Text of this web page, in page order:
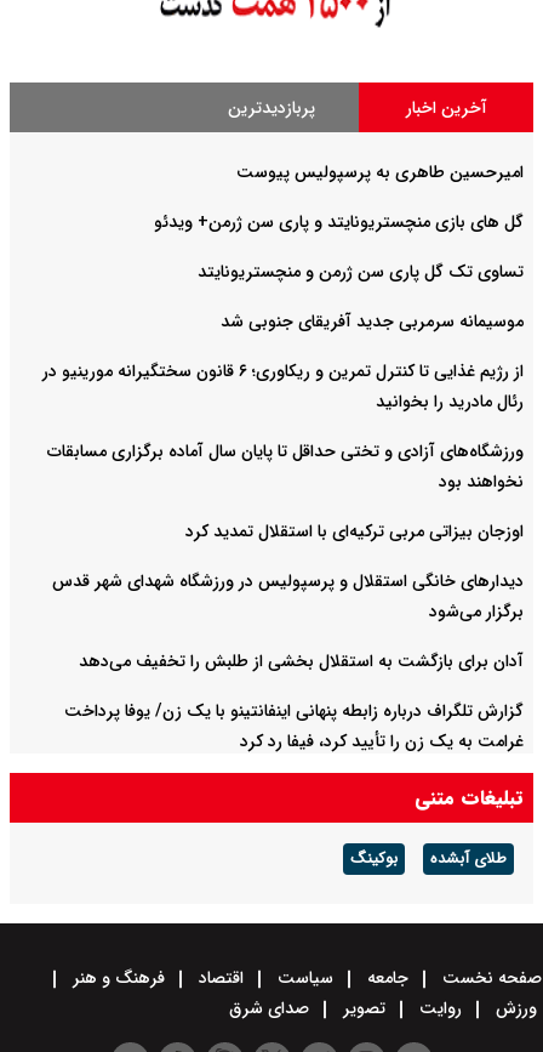
آخرین اخبار پربازدیدترین
امیرحسین طاهری به پرسپولیس پیوست
گل های بازی منچستریونایتد و پاری سن ژرمن+ ویدئو
تساوی تک گل پاری سن ژرمن و منچستریونایتد
موسیمانه سرمربی جدید آفریقای جنوبی شد
از رژیم غذایی تا کنترل تمرین و ریکاوری؛ ۶ قانون سختگیرانه مورینیو در
رئال مادرید را بخوانید
ورزشگاه‌های آزادی و تختی حداقل تا پایان سال آماده برگزاری مسابقات
نخواهند بود
اوزجان بیزاتی مربی ترکیه‌ای با استقلال تمدید کرد
دیدارهای خانگی استقلال و پرسپولیس در ورزشگاه شهدای شهر قدس
برگزار می‌شود
آدان برای بازگشت به استقلال بخشی از طلبش را تخفیف می‌دهد
گزارش تلگراف درباره زابطه پنهانی اینفانتینو با یک زن/ یوفا پرداخت
غرامت به یک زن را تأیید کرد، فیفا رد کرد
تبلیغات متنی
طلای آبشده بوکینگ
صفحه نخست جامعه سیاست اقتصاد
فرهنگ و هنر
ورزش
روایت تصویر صدای شرق